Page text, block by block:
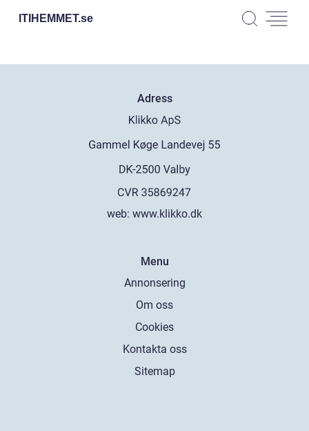
ITIHEMMET.se
Adress
web: www.klikko.dk
Menu
Annonsering
Om oss
Cookies
Kontakta oss
Sitemap